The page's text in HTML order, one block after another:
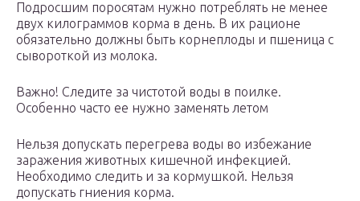
Подросшим поросятам нужно потреблять не менее
двух килограммов корма в день. В их рационе
обязательно должны быть корнеплоды и пшеница с
сывороткой из молока.
Важно! Следите за чистотой воды в поилке.
Особенно часто ее нужно заменять летом
Нельзя допускать перегрева воды во избежание
заражения животных кишечной инфекцией.
Необходимо следить и за кормушкой. Нельзя
допускать гниения корма.